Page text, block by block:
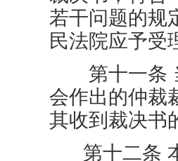
若干问题的规
民法院应予受
第十一条
会作出的仲裁
其收到裁决书
第十二条 本